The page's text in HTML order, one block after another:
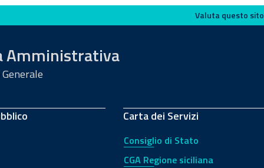
Valuta questo sito
Amministrativa
Carta dei Servizi
Consiglio di Stato
CGA Regione siciliana